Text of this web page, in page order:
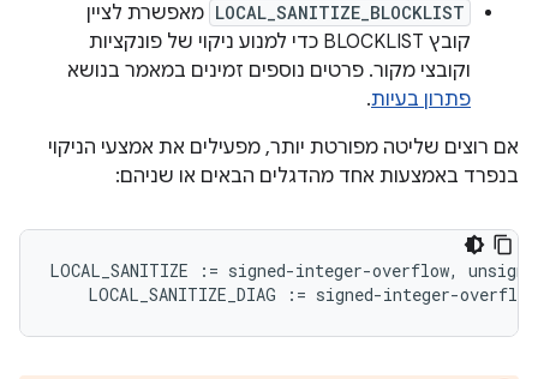
LOCAL_SANITIZE_BLOCKLIST מאפשרת לציין
קובץ BLOCKLIST כדי למנוע ניקוי של פונקציות
וקובצי מקור. פרטים נוספים זמינים במאמר בנושא
פתרון בעיות.
אם רוצים שליטה מפורטת יותר, מפעילים את אמצעי הניקוי
בנפרד באמצעות אחד מהדגלים הבאים או שניהם:
LOCAL_SANITIZE := signed-integer-overflow,
LOCAL_SANITIZE_DIAG
:= signed-integer-overflow